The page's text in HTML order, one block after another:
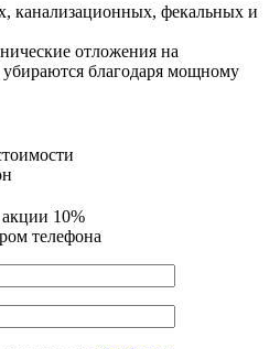
канализационных, фекальных и
отложения на
благодаря мощному
10%
телефона